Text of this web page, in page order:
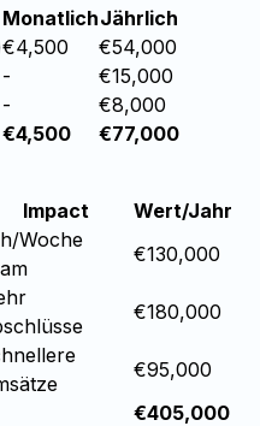
MonatlichJährlich
€4,500
€54,000
-
€15,000
-
€8,000
€4,500
€77,000
Impact
Wert/Jahr
Woche
€130,000
€180,000
€95,000
€405,000